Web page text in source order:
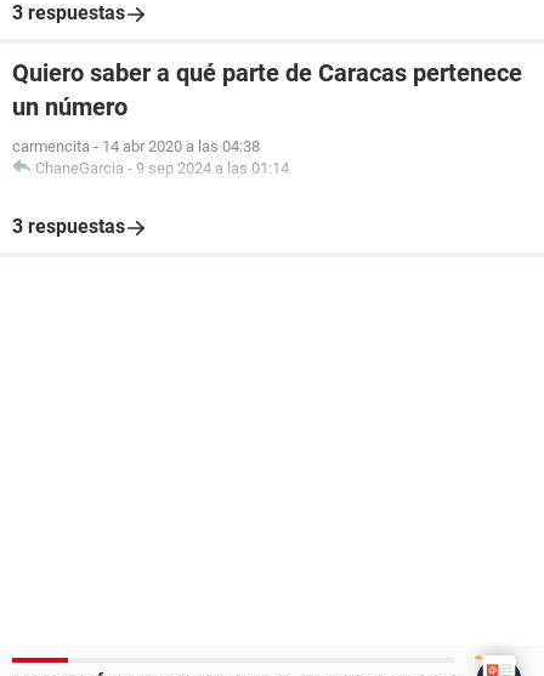
3 respuestas
Quiero saber a qué parte de Caracas pertenece
un número
carmencita - 14 abr 2020 a las 04:38
ChaneGarcia - 9 sep 2024 a las 01:14
3 respuestas